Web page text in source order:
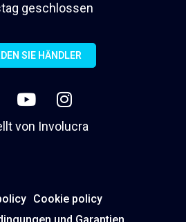
geschlossen
SIE HÄNDLER
von Involucra
Cookie policy